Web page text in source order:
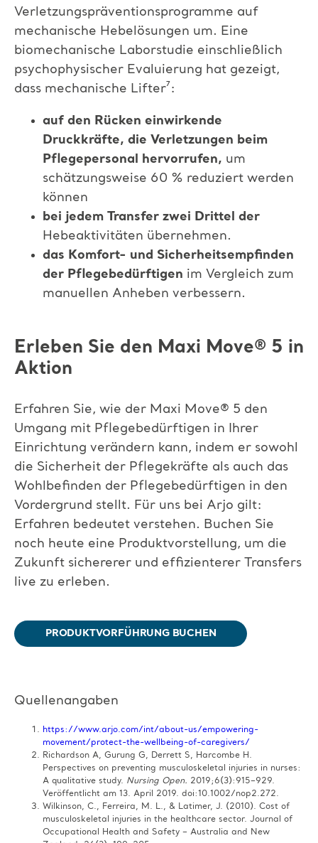
Verletzungspräventionsprogramme auf
mechanische Hebelösungen um. Eine
biomechanische Laborstudie einschließlich
psychophysischer Evaluierung hat gezeigt,
dass mechanische Lifter⁷ :
auf den Rücken einwirkende
Druckkräfte, die Verletzungen beim
Pflegepersonal hervorrufen, um
schätzungsweise 60 % reduziert werden
können
bei jedem Transfer zwei Drittel der
Hebeaktivitäten übernehmen.
das Komfort- und Sicherheitsempfinden
der Pflegebedürftigen im Vergleich zum
manuellen Anheben verbessern.
Erleben Sie den Maxi Move® 5 in
Aktion
Erfahren Sie, wie der Maxi Move® 5 den
Umgang mit Pflegebedürftigen in Ihrer
Einrichtung verändern kann, indem er sowohl
die Sicherheit der Pflegekräfte als auch das
Wohlbefinden der Pflegebedürftigen in den
Vordergrund stellt. Für uns bei Arjo gilt:
Erfahren bedeutet verstehen. Buchen Sie
noch heute eine Produktvorstellung, um die
Zukunft sichererer und effizienterer Transfers
live zu erleben.
PRODUKTVORFÜHRUNG BUCHEN
Quellenangaben
https://www.arjo.com/int/about-us/empowering-
movement/protect-the-wellbeing-of-caregivers/
Richardson A, Gurung G, Derrett S, Harcombe H.
Perspectives on preventing musculoskeletal injuries in nurses:
A qualitative study. Nursing Open. 2019;6(3):915–929.
Veröffentlicht am 13. April 2019. doi:10.1002/nop2.272.​
Wilkinson, C., Ferreira, M. L., & Latimer, J. (2010). Cost of
musculoskeletal injuries in the healthcare sector. Journal of
Occupational Health and Safety – Australia and New